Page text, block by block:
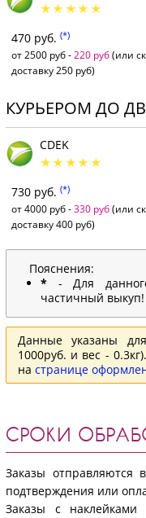
470 руб. (*)
от 2500 руб -220 руб(или
доставку 250 руб)
КУРЬЕРОМ ДО
CDEK
730 руб. (*)
от 4000 руб -330 руб(или
доставку 400 руб)
Пояснения:
* - Для
частичный выкуп!
Данные указаны
1000руб. и вес -
на странице
СРОКИ
Заказы отправляются
подтверждения или
Заказы с наклейками